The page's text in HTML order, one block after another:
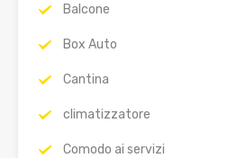
Balcone
Box Auto
Cantina
climatizzatore
Comodo ai servizi